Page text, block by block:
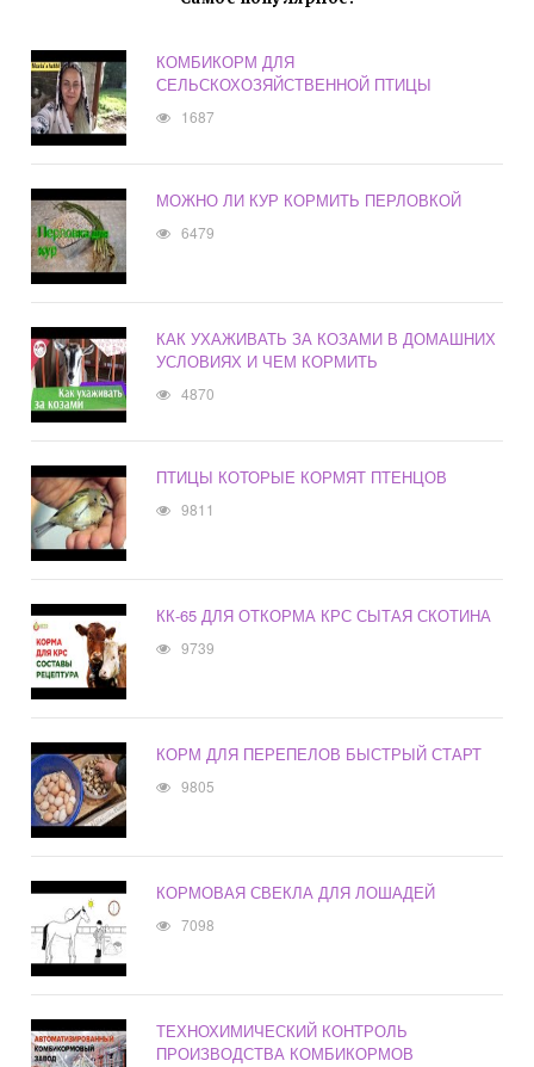
КОМБИКОРМ ДЛЯ
СЕЛЬСКОХОЗЯЙСТВЕННОЙ ПТИЦЫ
1687
МОЖНО ЛИ КУР КОРМИТЬ ПЕРЛОВКОЙ
6479
КАК УХАЖИВАТЬ ЗА КОЗАМИ В ДОМАШНИХ
УСЛОВИЯХ И ЧЕМ КОРМИТЬ
4870
ПТИЦЫ КОТОРЫЕ КОРМЯТ ПТЕНЦОВ
9811
КК-65 ДЛЯ ОТКОРМА КРС СЫТАЯ СКОТИНА
9739
КОРМ ДЛЯ ПЕРЕПЕЛОВ БЫСТРЫЙ СТАРТ
9805
КОРМОВАЯ СВЕКЛА ДЛЯ ЛОШАДЕЙ
7098
ТЕХНОХИМИЧЕСКИЙ КОНТРОЛЬ
ПРОИЗВОДСТВА КОМБИКОРМОВ